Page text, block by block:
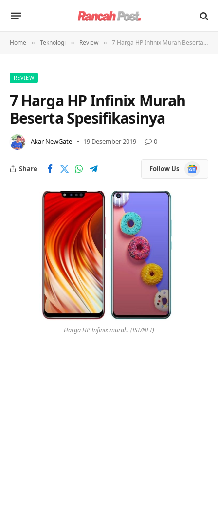
Home » Teknologi » Review » 7 Harga HP Infinix Murah Beserta Spesifikasinya
REVIEW
7 Harga HP Infinix Murah
Beserta Spesifikasinya
Akar NewGate 19 Desember 2019 0
Share Follow Us
Google
News
Harga HP Infinix murah. (IST/NET)